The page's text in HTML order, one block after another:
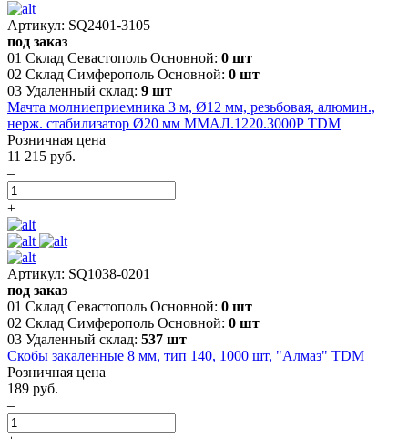
Артикул: SQ2401-3105
под заказ
01 Склад Севастополь Основной: 0 шт
02 Склад Симферополь Основной: 0 шт
03 Удаленный склад: 9 шт
Мачта молниеприемника 3 м, Ø12 мм, резьбовая, алюмин.,
нерж. стабилизатор Ø20 мм ММАЛ.1220.3000Р TDM
Розничная цена
11 215 руб.
–
+
Артикул: SQ1038-0201
под заказ
01 Склад Севастополь Основной: 0 шт
02 Склад Симферополь Основной: 0 шт
03 Удаленный склад: 537 шт
Скобы закаленные 8 мм, тип 140, 1000 шт, "Алмаз" TDM
Розничная цена
189 руб.
–